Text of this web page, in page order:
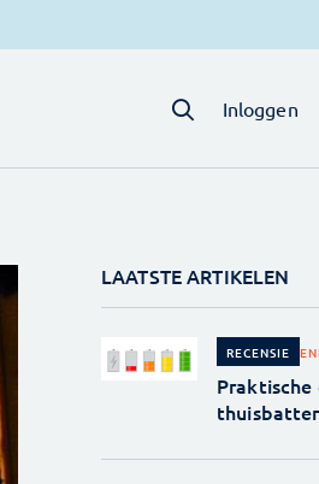
Inloggen
LAATSTE ARTIKELEN
RECENSIE